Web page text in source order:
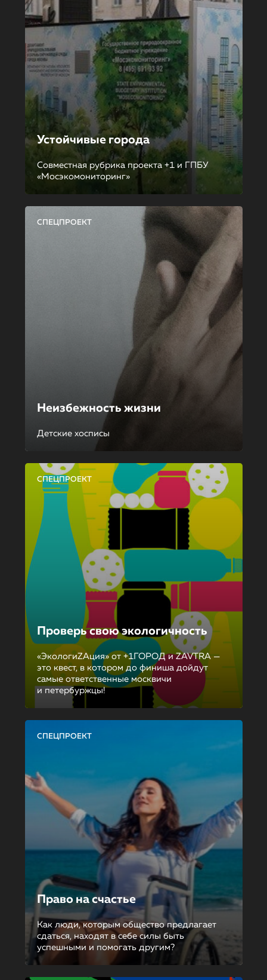
Устойчивые города
Совместная рубрика проекта +1 и ГПБУ
«Мосэкомониторинг»
СПЕЦПРОЕКТ
Неизбежность жизни
Детские хосписы
СПЕЦПРОЕКТ
Проверь свою экологичность
«ЭкологиZAция» от +1ГОРОД и ZAVTRA —
это квест, в котором до финиша дойдут
самые ответственные москвичи
и петербуржцы!
СПЕЦПРОЕКТ
Право на счастье
Как люди, которым общество предлагает
сдаться, находят в себе силы быть
успешными и помогать другим?